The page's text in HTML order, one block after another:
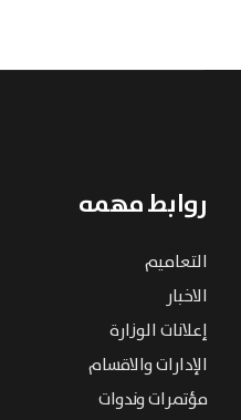
روابط مهمه
التعاميم
الاخبار
إعلانات الوزارة
الإدارات والاقسام
مؤتمرات وندوات